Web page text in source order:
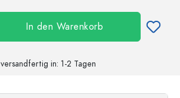
In den Warenkorb
versandfertig in: 1-2 Tagen